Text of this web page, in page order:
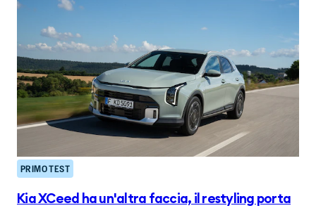
PRIMO TEST
Kia XCeed ha un'altra faccia, il restyling porta